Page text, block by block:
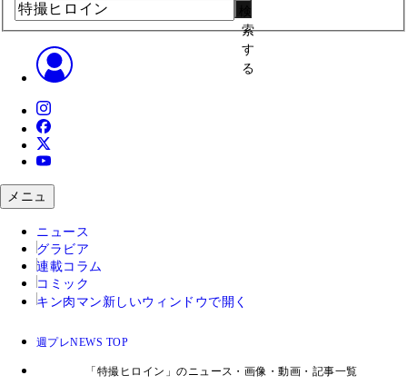
索
す
る
メニュ
ニュース
グラビア
連載コラム
コミック
キン肉マン 新しいウィンドウで開く
週プレNEWS TOP
「特撮ヒロイン」のニュース・画像・動画・記事一覧